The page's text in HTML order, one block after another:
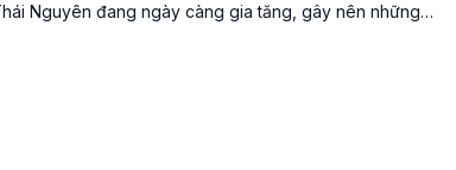
Nguyên đang ngày càng gia tăng, gây nên những